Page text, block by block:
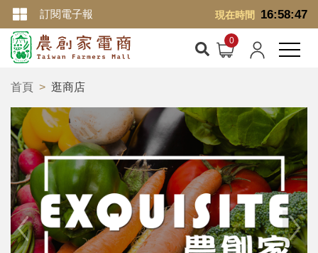
現在時間 16:58:47
訂閱電子報
首頁 逛商店